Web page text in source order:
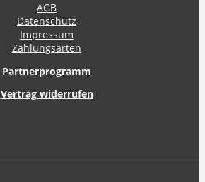
AGB
Datenschutz
Impressum
Zahlungsarten
Partnerprogramm
Vertrag widerrufen